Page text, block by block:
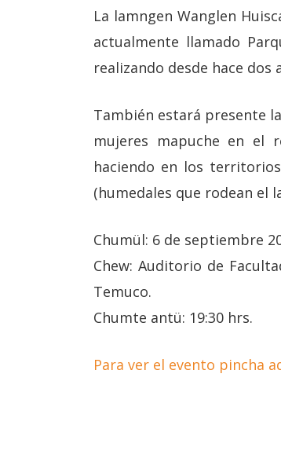
La lamngen Wanglen
actualmente llamado
realizando desde hace dos
También estará presente
mujeres mapuche en el
haciendo en los
(humedales que rodean el
Chumül: 6 de septiembre
Chew: Auditorio de
Temuco.
Chumte antü: 19:30 hrs.
Para ver el evento pincha